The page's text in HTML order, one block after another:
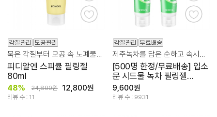
피디알엔 스피큘 필링젤
80ml
48% 24,800원 12,800원
리뷰 수 : 11
[500명 한정/무료배송] 입소
문 시드물 녹차 필링젤
120ml 2개 묶음
9,600원
리뷰 수 : 9931